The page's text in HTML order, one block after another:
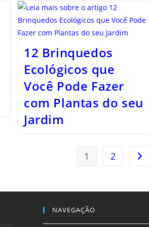
12 Brinquedos
Ecológicos que
Você Pode Fazer
com Plantas do seu
Jardim
1 2 Ir
NAVEGAÇÃO